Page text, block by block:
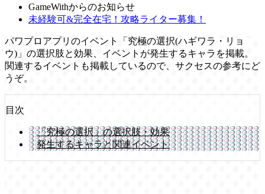
GameWithからのお知らせ
未経験可&完全在宅！攻略ライター募集！
パワプロアプリのイベント「究極の選択(ハギワラ・リョ
ウ)」の選択肢と効果、イベントが発生するキャラを掲載。
関連するイベントも掲載しているので、サクセスの参考にど
うぞ。
目次
「究極の選択」の選択肢・効果
発生するキャラと関連イベント